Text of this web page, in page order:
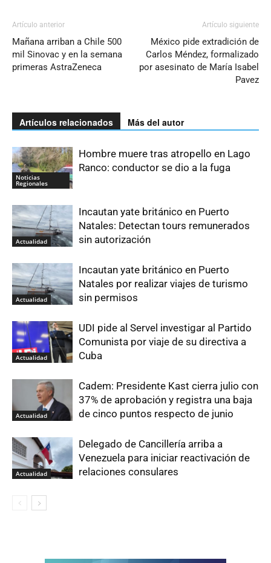
Artículo anterior
Mañana arriban a Chile 500
mil Sinovac y en la semana
primeras AstraZeneca
Artículo siguiente
México pide extradición de
Carlos Méndez, formalizado
por asesinato de María Isabel
Pavez
Artículos relacionados Más del autor
Noticias
Regionales
Hombre muere tras atropello en Lago
Ranco: conductor se dio a la fuga
Actualidad
Incautan yate británico en Puerto
Natales: Detectan tours remunerados
sin autorización
Actualidad
Incautan yate británico en Puerto
Natales por realizar viajes de turismo
sin permisos
Actualidad
UDI pide al Servel investigar al Partido
Comunista por viaje de su directiva a
Cuba
Actualidad
Cadem: Presidente Kast cierra julio con
37% de aprobación y registra una baja
de cinco puntos respecto de junio
Actualidad
Delegado de Cancillería arriba a
Venezuela para iniciar reactivación de
relaciones consulares